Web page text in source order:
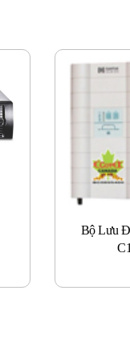
Bộ Lưu